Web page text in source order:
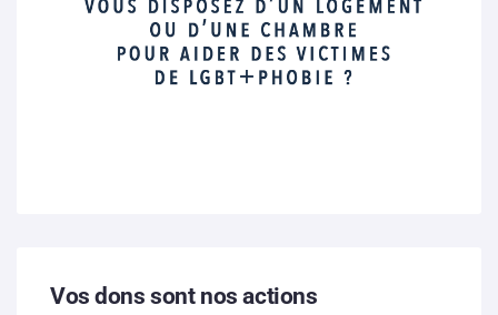
Vos dons sont nos actions